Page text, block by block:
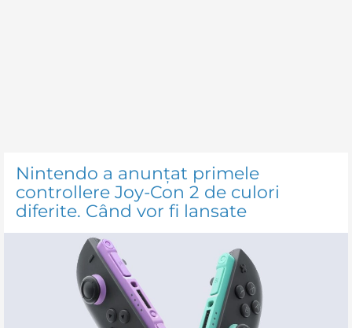
Nintendo a anunțat primele
controllere Joy-Con 2 de culori
diferite. Când vor fi lansate